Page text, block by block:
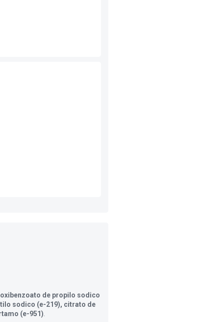
de propilo sodico
sodico (e-219), citrato de
(e-951)